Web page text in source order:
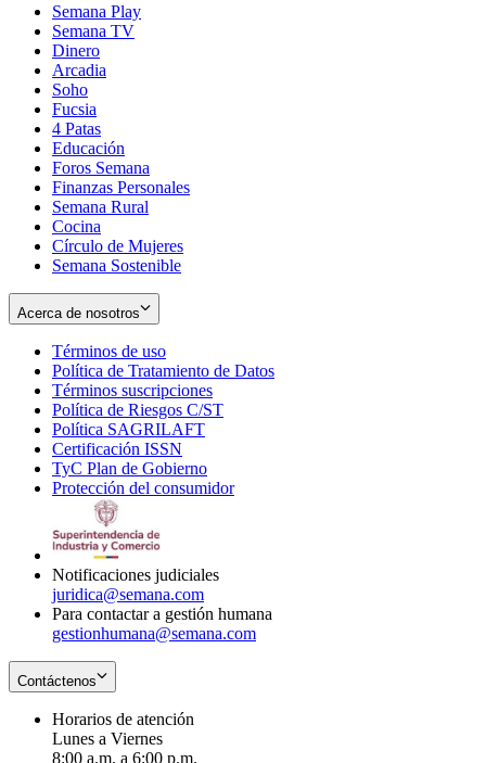
Semana Play
Semana TV
Dinero
Arcadia
Soho
in
new
window
Fucsia
in
new
window
4 Patas
Educación
Foros Semana
Finanzas Personales
Semana Rural
Cocina
Círculo de Mujeres
Semana Sostenible
Acerca de nosotros
Términos de uso
in
new
window
Política de Tratamiento de Datos
Términos suscripciones
in
Política de Riesgos C/ST
Política SAGRILAFT
new
window
Certificación ISSN
in
new
TyC Plan de Gobierno
in
Protección del consumidorOpens
Notificaciones judiciales
juridica@semana.com
Para contactar a gestión humana
gestionhumana@semana.com
Contáctenos
Horarios de atención
Lunes a Viernes
8:00 a.m. a 6:00 p.m.